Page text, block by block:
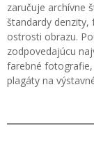
zaručuje archívne
štandardy denzity,
ostrosti obrazu.
zodpovedajúcu
farebné
plagáty na